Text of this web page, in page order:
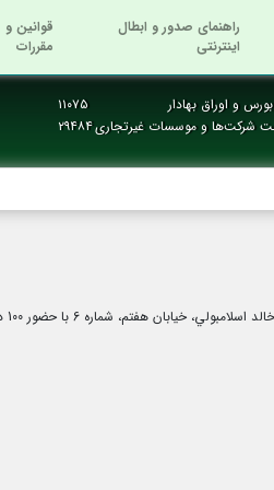
راهنمای صدور و ابطال
اینترنتی
قوانین و
مقررات
و اوراق بهادار
۱۱۰۷۵
شرکت‌ها و موسسات غیرتجاری۲۹۴۸۴